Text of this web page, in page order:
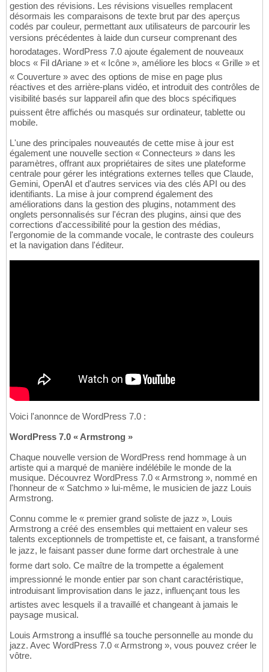
gestion des révisions. Les révisions visuelles remplacent
désormais les comparaisons de texte brut par des aperçus
codés par couleur, permettant aux utilisateurs de parcourir les
versions précédentes à laide dun curseur comprenant des
horodatages. WordPress 7.0 ajoute également de nouveaux
blocs « Fil dAriane » et « Icône », améliore les blocs « Grille » et
« Couverture » avec des options de mise en page plus
réactives et des arrière-plans vidéo, et introduit des contrôles de
visibilité basés sur lappareil afin que des blocs spécifiques
puissent être affichés ou masqués sur ordinateur, tablette ou
mobile.
L'une des principales nouveautés de cette mise à jour est
également une nouvelle section « Connecteurs » dans les
paramètres, offrant aux propriétaires de sites une plateforme
centrale pour gérer les intégrations externes telles que Claude,
Gemini, OpenAI et d'autres services via des clés API ou des
identifiants. La mise à jour comprend également des
améliorations dans la gestion des plugins, notamment des
onglets personnalisés sur l'écran des plugins, ainsi que des
corrections d'accessibilité pour la gestion des médias,
l'ergonomie de la commande vocale, le contraste des couleurs
et la navigation dans l'éditeur.
Voici l'anonnce de WordPress 7.0 :
WordPress 7.0 « Armstrong »
Chaque nouvelle version de WordPress rend hommage à un
artiste qui a marqué de manière indélébile le monde de la
musique. Découvrez WordPress 7.0 « Armstrong », nommé en
l'honneur de « Satchmo » lui-même, le musicien de jazz Louis
Armstrong.
Connu comme le « premier grand soliste de jazz », Louis
Armstrong a créé des ensembles qui mettaient en valeur ses
talents exceptionnels de trompettiste et, ce faisant, a transformé
le jazz, le faisant passer dune forme dart orchestrale à une
forme dart solo. Ce maître de la trompette a également
impressionné le monde entier par son chant caractéristique,
introduisant limprovisation dans le jazz, influençant tous les
artistes avec lesquels il a travaillé et changeant à jamais le
paysage musical.
Louis Armstrong a insufflé sa touche personnelle au monde du
jazz. Avec WordPress 7.0 « Armstrong », vous pouvez créer le
vôtre.